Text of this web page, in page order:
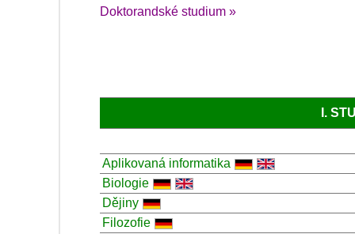
Doktorandské studium »
I.
Aplikovaná informatika
Biologie
Dějiny
Filozofie